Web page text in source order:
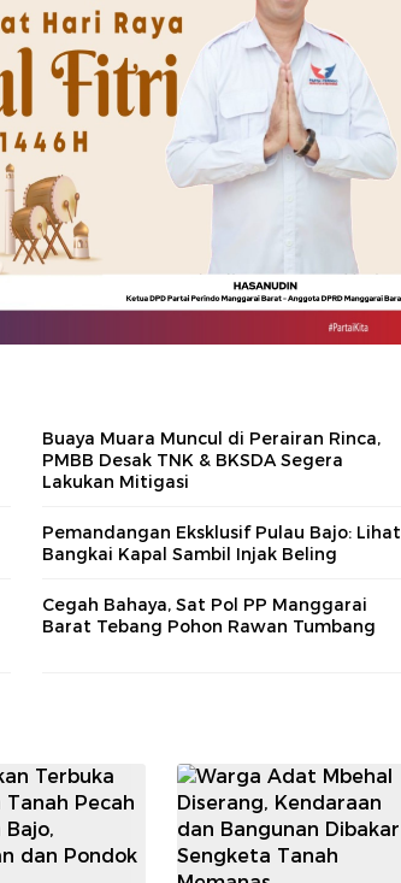
Buaya Muara Muncul di Perairan Rinca,
PMBB Desak TNK & BKSDA Segera
Lakukan Mitigasi
Pemandangan Eksklusif Pulau Bajo: Lihat
Bangkai Kapal Sambil Injak Beling
Cegah Bahaya, Sat Pol PP Manggarai
Barat Tebang Pohon Rawan Tumbang